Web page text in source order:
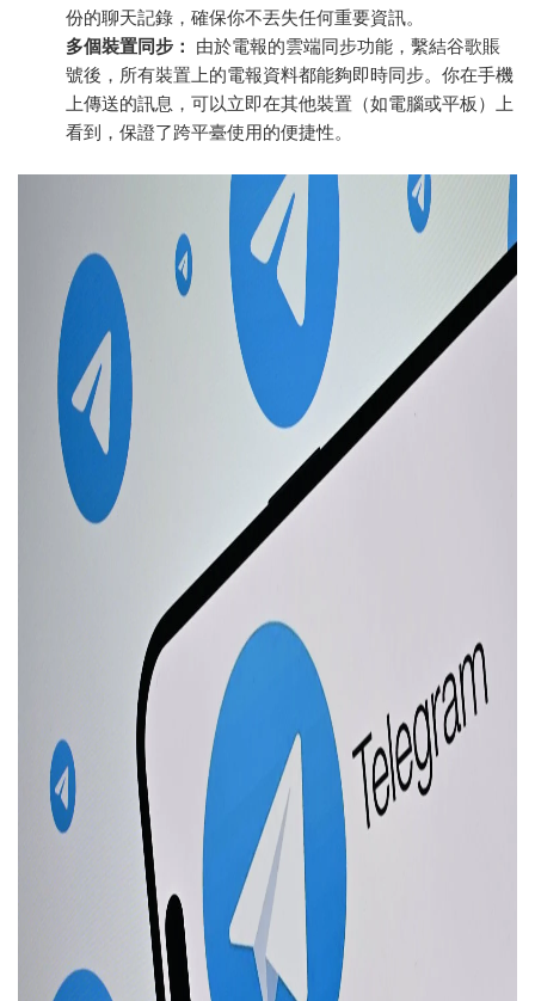
份的聊天記錄，確保你不丟失任何重要資訊。
多個裝置同步：
由於電報的雲端同步功能，繫結谷歌賬
號後，所有裝置上的電報資料都能夠即時同步。你在手機
上傳送的訊息，可以立即在其他裝置（如電腦或平板）上
看到，保證了跨平臺使用的便捷性。